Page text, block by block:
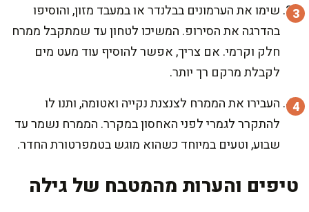
שימו את הערמונים בבלנדר או במעבד מזון, והוסיפו
בהדרגה את הסירופ. המשיכו לטחון עד שמתקבל ממרח
חלק וקרמי. אם צריך, אפשר להוסיף עוד מעט מים
לקבלת מרקם רך יותר.
העבירו את הממרח לצנצנת נקייה ואטומה, ותנו לו
להתקרר לגמרי לפני האחסון במקרר. הממרח נשמר עד
שבוע, וטעים במיוחד כשהוא מוגש בטמפרטורת החדר.
טיפים והערות מהמטבח של גילה